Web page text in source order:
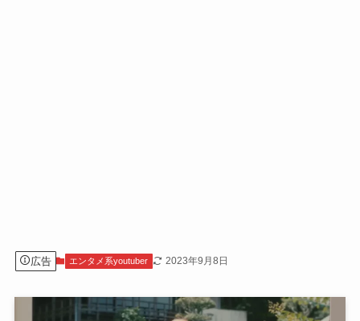
広告 エンタメ系youtuber 2023年9月8日